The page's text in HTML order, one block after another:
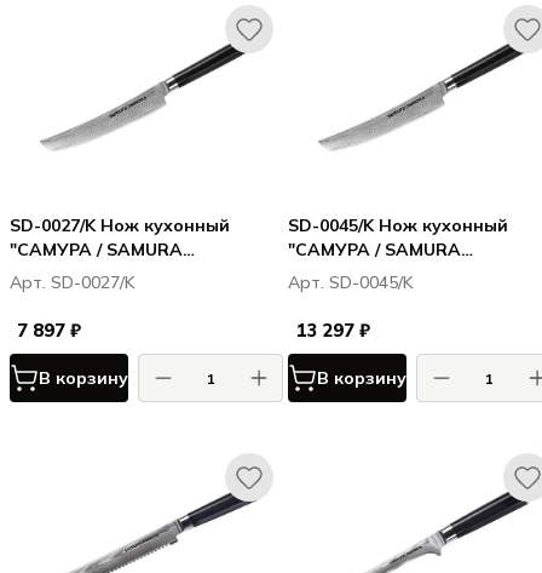
SD-0027/K Нож кухонный
"САМУРА / SAMURA
ДАМАСКУС / DAMASCUS"
универсальный Tanto 153 мм,
G-10, дамаск 67 слоев
Арт. SD-0027/K
7 897 ₽
В корзину
SD-0045/K Нож кухонный
"САМУРА / SAMURA
ДАМАСКУС / DAMASCUS"
нарезки 230 мм, G-10,
67 слоев
Арт. SD-0045/K
13 297 ₽
В корзину